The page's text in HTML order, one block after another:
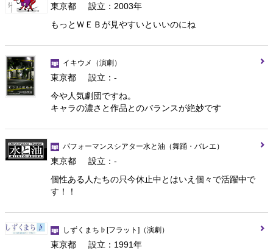
東京都
設立：2003年
もっとＷＥＢが見やすいといいのにね
イキウメ （演劇）
東京都
設立：-
今や人気劇団ですね。
キャラの濃さと作品とのバランスが絶妙です
パフォーマンスシアター水と油 （舞踊・バレエ）
東京都
設立：-
個性ある人たちの只今休止中とはいえ個々で活躍中で
す！！
しずくまち♭[フラット] （演劇）
東京都
設立：1991年